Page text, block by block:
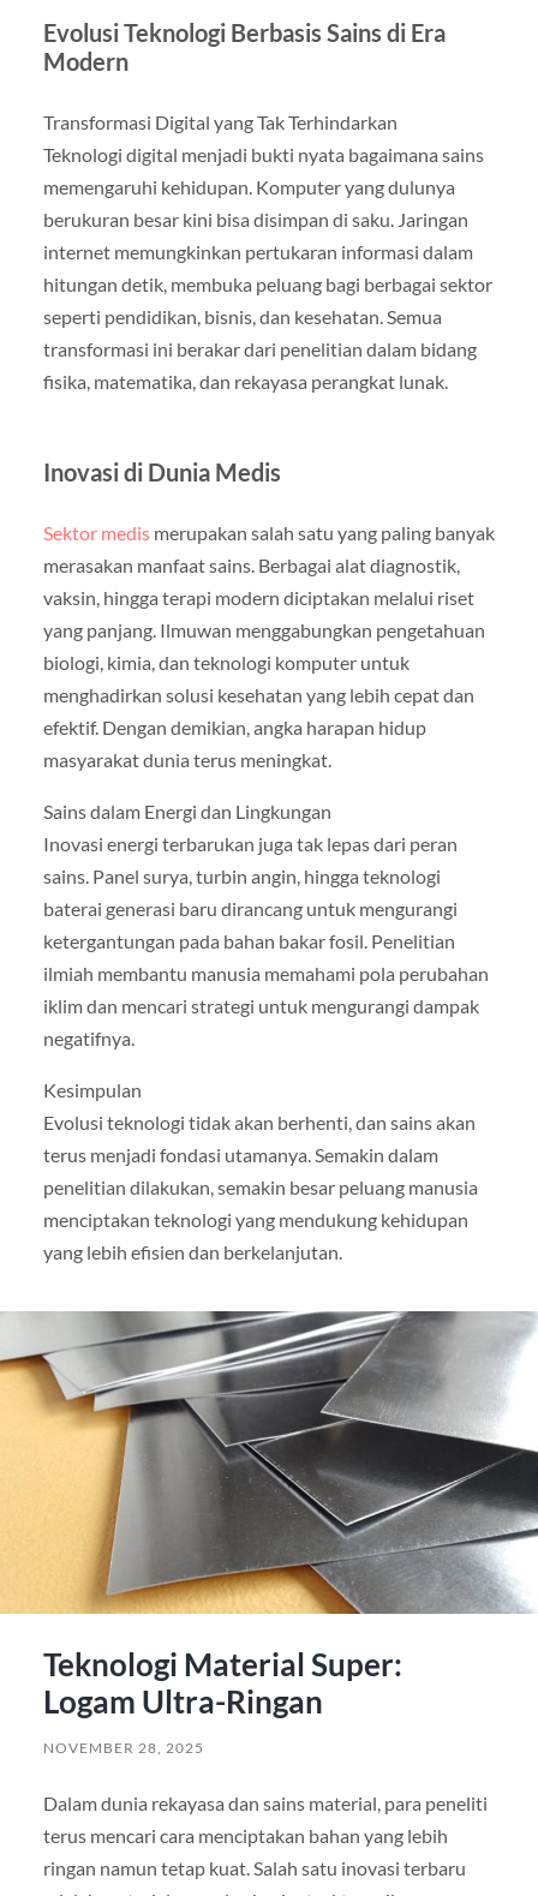
Evolusi Teknologi Berbasis Sains di Era
Modern
Transformasi Digital yang Tak Terhindarkan
Teknologi digital menjadi bukti nyata bagaimana sains
memengaruhi kehidupan. Komputer yang dulunya
berukuran besar kini bisa disimpan di saku. Jaringan
internet memungkinkan pertukaran informasi dalam
hitungan detik, membuka peluang bagi berbagai sektor
seperti pendidikan, bisnis, dan kesehatan. Semua
transformasi ini berakar dari penelitian dalam bidang
fisika, matematika, dan rekayasa perangkat lunak.
Inovasi di Dunia Medis
Sektor medismerupakan salah satu yang paling banyak
merasakan manfaat sains. Berbagai alat diagnostik,
vaksin, hingga terapi modern diciptakan melalui riset
yang panjang. Ilmuwan menggabungkan pengetahuan
biologi, kimia, dan teknologi komputer untuk
menghadirkan solusi kesehatan yang lebih cepat dan
efektif. Dengan demikian, angka harapan hidup
masyarakat dunia terus meningkat.
Sains dalam Energi dan Lingkungan
Inovasi energi terbarukan juga tak lepas dari peran
sains. Panel surya, turbin angin, hingga teknologi
baterai generasi baru dirancang untuk mengurangi
ketergantungan pada bahan bakar fosil. Penelitian
ilmiah membantu manusia memahami pola perubahan
iklim dan mencari strategi untuk mengurangi dampak
negatifnya.
Kesimpulan
Evolusi teknologi tidak akan berhenti, dan sains akan
terus menjadi fondasi utamanya. Semakin dalam
penelitian dilakukan, semakin besar peluang manusia
menciptakan teknologi yang mendukung kehidupan
yang lebih efisien dan berkelanjutan.
Teknologi Material Super:
Logam Ultra-Ringan
NOVEMBER 28, 2025
Dalam dunia rekayasa dan sains material, para peneliti
terus mencari cara menciptakan bahan yang lebih
ringan namun tetap kuat. Salah satu inovasi terbaru